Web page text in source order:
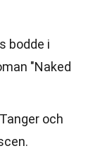
bodde i
"Naked
och